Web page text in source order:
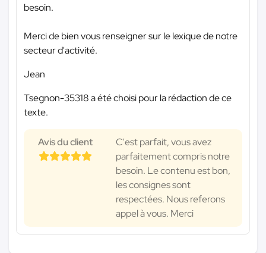
besoin.
Merci de bien vous renseigner sur le lexique de notre
secteur d'activité.
Jean
Tsegnon-35318 a été choisi pour la rédaction de ce
texte.
Avis du client
C'est parfait, vous avez
parfaitement compris notre
besoin. Le contenu est bon,
les consignes sont
respectées. Nous referons
appel à vous. Merci